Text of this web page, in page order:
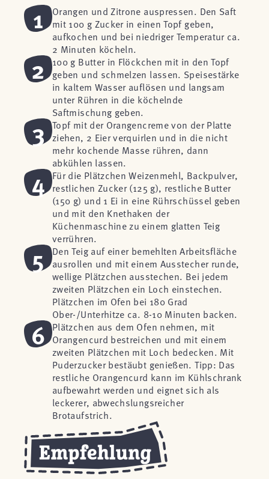
1
Orangen und Zitrone auspressen. Den Saft
mit 100 g Zucker in einen Topf geben,
aufkochen und bei niedriger Temperatur ca.
2 Minuten köcheln.
2
100 g Butter in Flöckchen mit in den Topf
geben und schmelzen lassen. Speisestärke
in kaltem Wasser auflösen und langsam
unter Rühren in die köchelnde
Saftmischung geben.
3
Topf mit der Orangencreme von der Platte
ziehen, 2 Eier verquirlen und in die nicht
mehr kochende Masse rühren, dann
abkühlen lassen.
4
Für die Plätzchen Weizenmehl, Backpulver,
restlichen Zucker (125 g), restliche Butter
(150 g) und 1 Ei in eine Rührschüssel geben
und mit den Knethaken der
Küchenmaschine zu einem glatten Teig
verrühren.
5
Den Teig auf einer bemehlten Arbeitsfläche
ausrollen und mit einem Ausstecher runde,
wellige Plätzchen ausstechen. Bei jedem
zweiten Plätzchen ein Loch einstechen.
Plätzchen im Ofen bei 180 Grad
Ober-/Unterhitze ca. 8-10 Minuten backen.
6
Plätzchen aus dem Ofen nehmen, mit
Orangencurd bestreichen und mit einem
zweiten Plätzchen mit Loch bedecken. Mit
Puderzucker bestäubt genießen. Tipp: Das
restliche Orangencurd kann im Kühlschrank
aufbewahrt werden und eignet sich als
leckerer, abwechslungsreicher
Brotaufstrich.